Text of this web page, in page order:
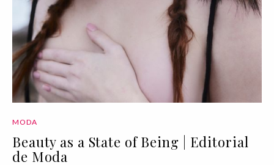
MODA
Beauty as a State of Being | Editorial
de Moda